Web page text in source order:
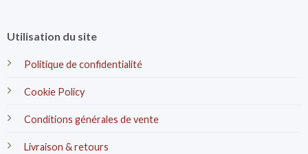
Utilisation du site
Politique de confidentialité
Cookie Policy
Conditions générales de vente
Livraison & retours